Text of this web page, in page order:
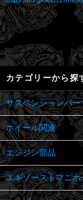
カテゴリーから探
サスペンションパー
ホイール関連
エンジン部品
エギゾーストマニホ